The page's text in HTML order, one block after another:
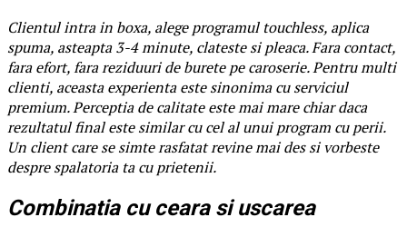
Clientul intra in boxa, alege programul touchless, aplica
spuma, asteapta 3-4 minute, clateste si pleaca. Fara contact,
fara efort, fara reziduuri de burete pe caroserie. Pentru multi
clienti, aceasta experienta este sinonima cu serviciul
premium. Perceptia de calitate este mai mare chiar daca
rezultatul final este similar cu cel al unui program cu perii.
Un client care se simte rasfatat revine mai des si vorbeste
despre spalatoria ta cu prietenii.
Combinatia cu ceara si uscarea